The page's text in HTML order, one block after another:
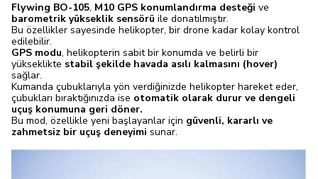
Flywing BO-105, M10 GPS konumlandırma desteği ve
barometrik yükseklik sensörü ile donatılmıştır.
Bu özellikler sayesinde helikopter, bir drone kadar kolay kontrol
edilebilir.
GPS modu, helikopterin sabit bir konumda ve belirli bir
yükseklikte stabil şekilde havada asılı kalmasını (hover)
sağlar.
Kumanda çubuklarıyla yön verdiğinizde helikopter hareket eder,
çubukları bıraktığınızda ise otomatik olarak durur ve dengeli
uçuş konumuna geri döner.
Bu mod, özellikle yeni başlayanlar için güvenli, kararlı ve
zahmetsiz bir uçuş deneyimi sunar.